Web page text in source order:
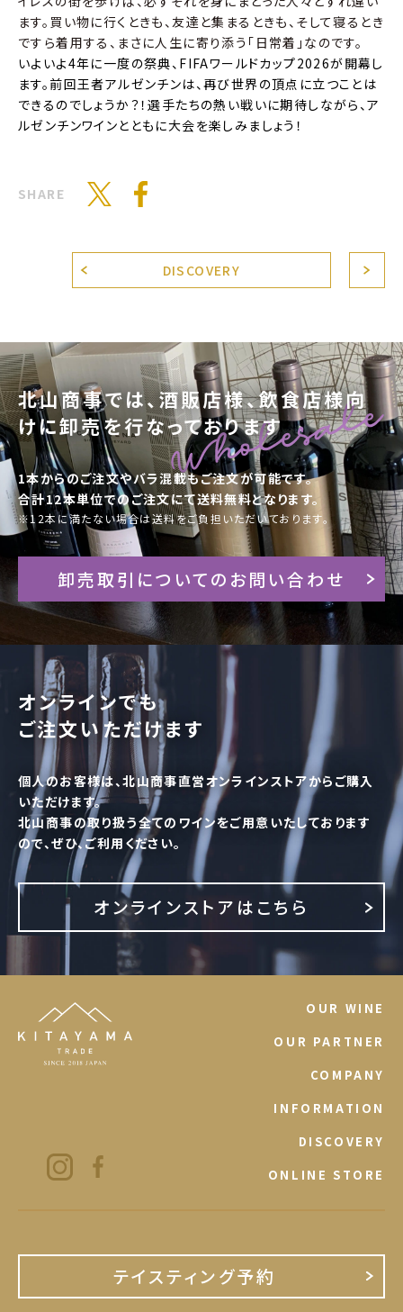
ます。買い物に行くときも、友達と集まるときも、そして寝るとき
ですら着用する、まさに人生に寄り添う「日常着」なのです。
いよいよ4年に一度の祭典、FIFAワールドカップ2026が開幕し
ます。前回王者アルゼンチンは、再び世界の頂点に立つことは
できるのでしょうか？！選手たちの熱い戦いに期待しながら、ア
ルゼンチンワインとともに大会を楽しみましょう！
SHARE
DISCOVERY
北山商事では、酒販店様、飲食店様向
けに卸売を行なっております
1本からのご注文やバラ混載もご注文が可能です。
合計12本単位でのご注文にて送料無料となります。
※12本に満たない場合は送料をご負担いただいております。
卸売取引についてのお問い合わせ
オンラインでも
ご注文いただけます
個人のお客様は、北山商事直営オンラインストアからご購入
いただけます。
北山商事の取り扱う全てのワインをご用意いたしております
ので、ぜひ、ご利用ください。
オンラインストアはこちら
OUR WINE
OUR PARTNER
COMPANY
INFORMATION
DISCOVERY
ONLINE STORE
テイスティング予約